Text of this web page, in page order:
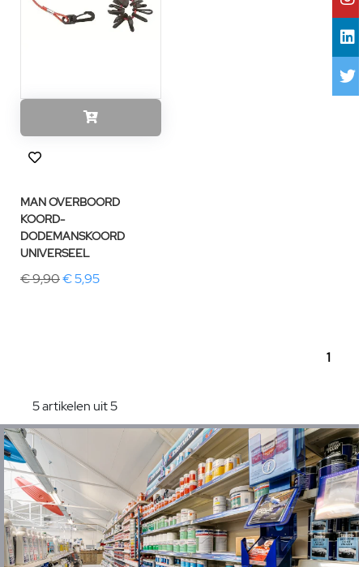
MAN OVERBOORD
KOORD-
DODEMANSKOORD
UNIVERSEEL
€ 9,90€ 5,95
1
5 artikelen uit 5